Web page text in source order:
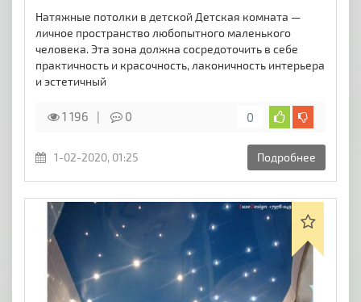
Натяжные потолки в детской Детская комната —
личное пространство любопытного маленького
человека. Эта зона должна сосредоточить в себе
практичность и красочность, лаконичность интерьера
и эстетичный
1 196 0 0
1-02-2020, 01:25 Подробнее